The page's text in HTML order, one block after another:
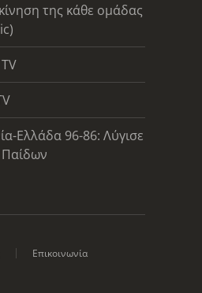
της κάθε ομάδας
Ελλάδα 96-86: Λύγισε
Επικοινωνία